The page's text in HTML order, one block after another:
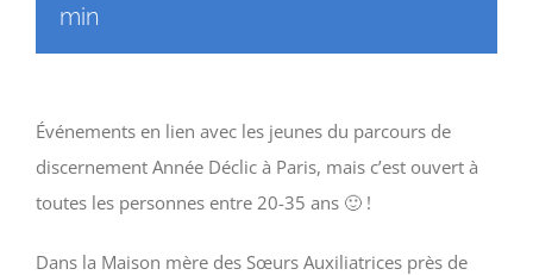
min
Événements en lien avec les jeunes du parcours de
discernement Année Déclic à Paris, mais c’est ouvert à
toutes les personnes entre 20-35 ans 🙂 !
Dans la Maison mère des Sœurs Auxiliatrices près de